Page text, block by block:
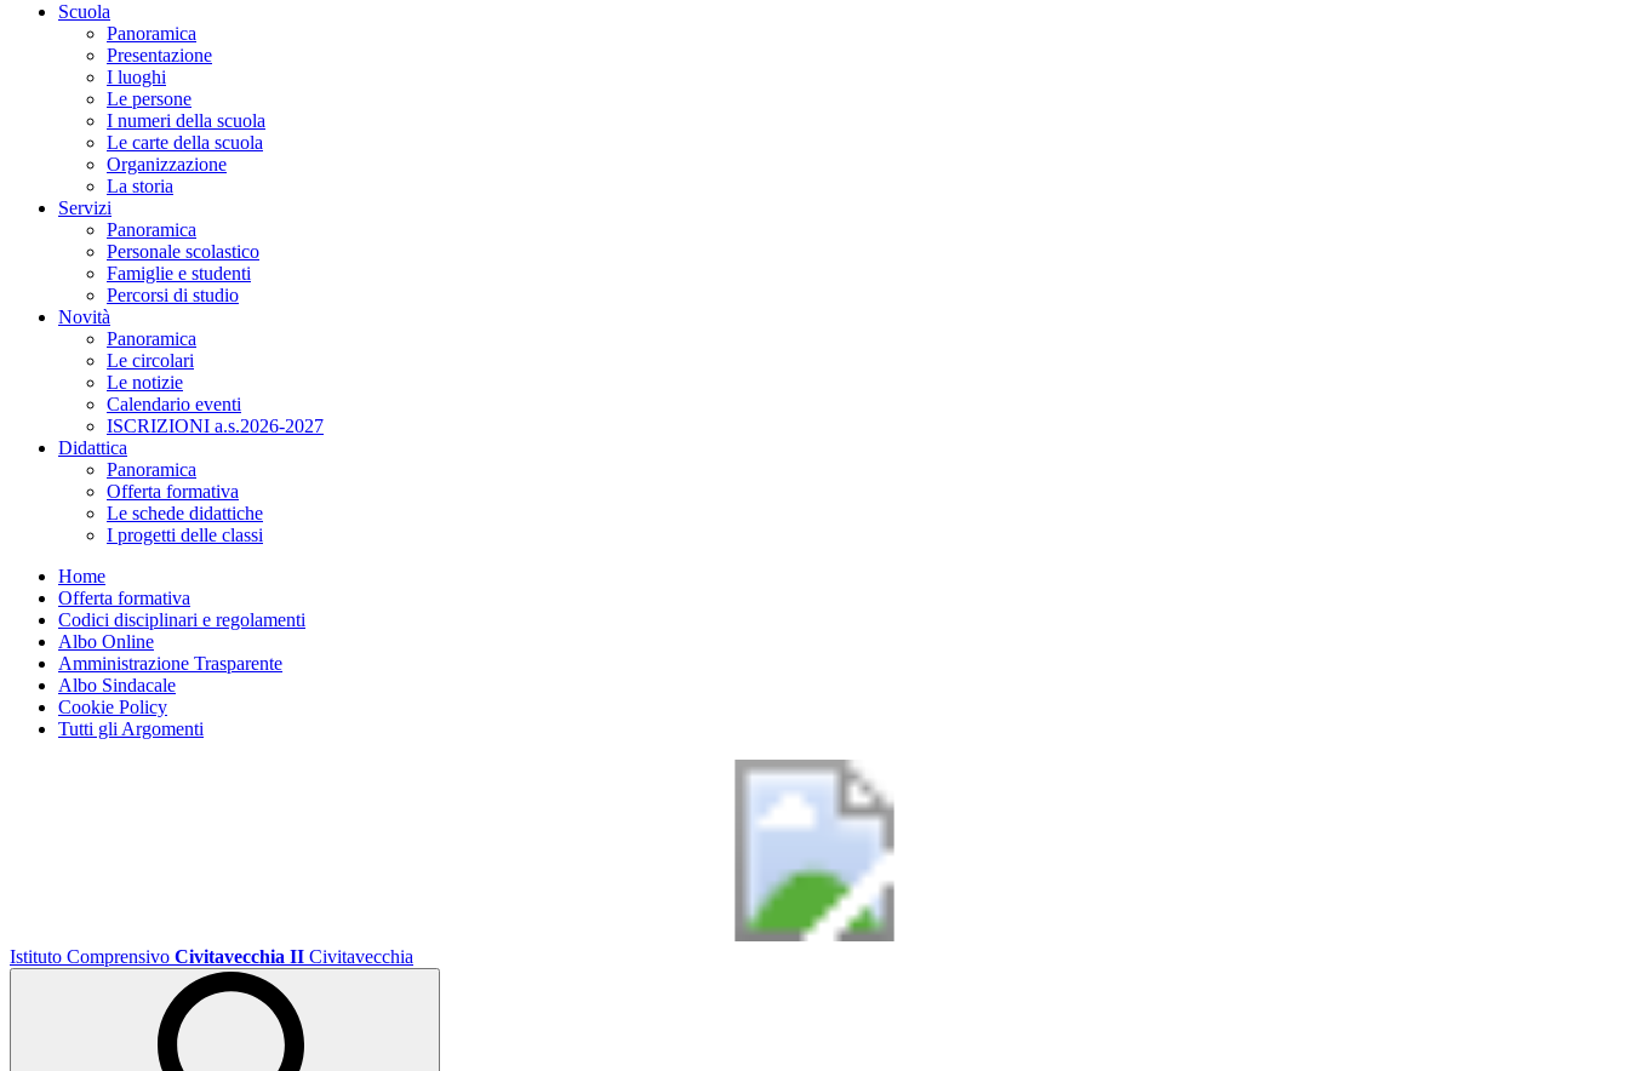
Scuola
Panoramica
Presentazione
I luoghi
Le persone
I numeri della scuola
Le carte della scuola
Organizzazione
La storia
Servizi
Panoramica
Personale scolastico
Famiglie e studenti
Percorsi di studio
Novità
Panoramica
Le circolari
Le notizie
Calendario eventi
ISCRIZIONI a.s.2026-2027
Didattica
Panoramica
Offerta formativa
Le schede didattiche
I progetti delle classi
Home
Offerta formativa
Codici disciplinari e regolamenti
Albo Online
Amministrazione Trasparente
Albo Sindacale
Cookie Policy
Tutti gli Argomenti
Istituto Comprensivo Civitavecchia II Civitavecchia